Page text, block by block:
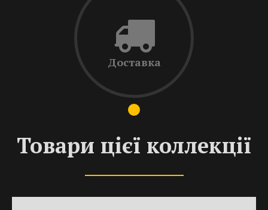
Доставка
Товари цієї коллекції